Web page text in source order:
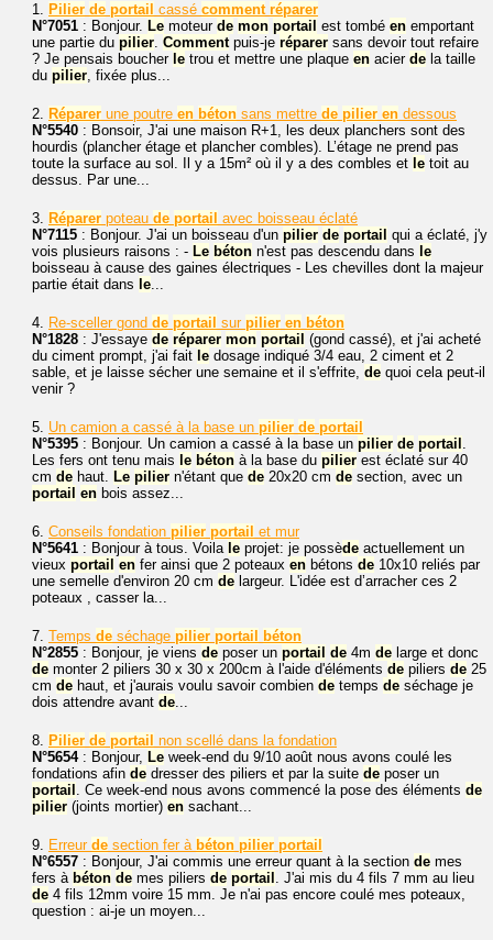
1. Pilier de portail cassé comment réparer
N°7051 : Bonjour. Le moteur de mon portail est tombé en emportant
une partie du pilier. Commentpuis-je réparer sans devoir tout refaire
? Je pensais boucher le trou et mettre une plaque en acier de la taille
du pilier, fixée plus...
2. Réparer une poutre en béton sans mettre de pilier en dessous
N°5540 : Bonsoir, J'ai une maison R+1, les deux planchers sont des
hourdis (plancher étage et plancher combles). L’étage ne prend pas
toute la surface au sol. Il y a 15m² où il y a des combles et le toit au
dessus. Par une...
3. Réparer poteau de portail avec boisseau éclaté
N°7115 : Bonjour. J'ai un boisseau d'un pilier de portail qui a éclaté, j'y
vois plusieurs raisons : - Le béton n'est pas descendu dans le
boisseau à cause des gaines électriques - Les chevilles dont la majeur
partie était dans le...
4. Re-sceller gond de portail sur pilier en béton
N°1828 : J'essaye de réparer mon portail (gond cassé), et j'ai acheté
du ciment prompt, j'ai fait le dosage indiqué 3/4 eau, 2 ciment et 2
sable, et je laisse sécher une semaine et il s'effrite, de quoi cela peut-il
venir ?
5. Un camion a cassé à la base un pilier de portail
N°5395 : Bonjour. Un camion a cassé à la base un pilier de portail .
Les fers ont tenu mais le béton à la base du pilier est éclaté sur 40
cm de haut. Le pilier n'étant que de 20x20 cm de section, avec un
portail en bois assez...
6. Conseils fondation pilier portail et mur
N°5641 : Bonjour à tous. Voila le projet: je possède actuellement un
vieux portail en fer ainsi que 2 poteaux en bétons de 10x10 reliés par
une semelle d'environ 20 cm de largeur. L'idée est d’arracher ces 2
poteaux , casser la...
7. Temps de séchage pilier portail
béton
N°2855 : Bonjour, je viens de poser un portail de 4m de large et donc
de monter 2 piliers 30 x 30 x 200cm à l'aide d'éléments de piliers de 25
cm de haut, et j'aurais voulu savoir combien de temps de séchage je
dois attendre avant de...
8. Pilier de portail non scellé dans la fondation
N°5654: Bonjour, Le week-end du 9/10 août nous avons coulé les
fondations afin de dresser des piliers et par la suite de poser un
portail . Ce week-end nous avons commencé la pose des éléments de
pilier (joints mortier) en sachant...
9. Erreur de section fer à béton pilier portail
N°6557 : Bonjour, J'ai commis une erreur quant à la section de mes
fers à béton de mes piliers de portail . J'ai mis du 4 fils 7 mm au lieu
de 4 fils 12mm voire 15 mm. Je n'ai pas encore coulé mes poteaux,
question : ai-je un moyen...